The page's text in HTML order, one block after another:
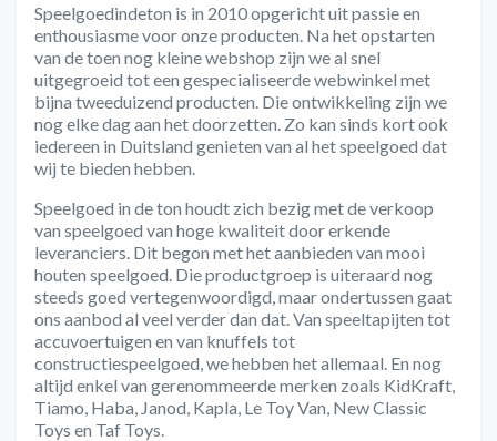
Speelgoedindeton is in 2010 opgericht uit passie en
enthousiasme voor onze producten. Na het opstarten
van de toen nog kleine webshop zijn we al snel
uitgegroeid tot een gespecialiseerde webwinkel met
bijna tweeduizend producten. Die ontwikkeling zijn we
nog elke dag aan het doorzetten. Zo kan sinds kort ook
iedereen in Duitsland genieten van al het speelgoed dat
wij te bieden hebben.
Speelgoed in de ton houdt zich bezig met de verkoop
van speelgoed van hoge kwaliteit door erkende
leveranciers. Dit begon met het aanbieden van mooi
houten speelgoed. Die productgroep is uiteraard nog
steeds goed vertegenwoordigd, maar ondertussen gaat
ons aanbod al veel verder dan dat. Van speeltapijten tot
accuvoertuigen en van knuffels tot
constructiespeelgoed, we hebben het allemaal. En nog
altijd enkel van gerenommeerde merken zoals KidKraft,
Tiamo, Haba, Janod, Kapla, Le Toy Van, New Classic
Toys en Taf Toys.